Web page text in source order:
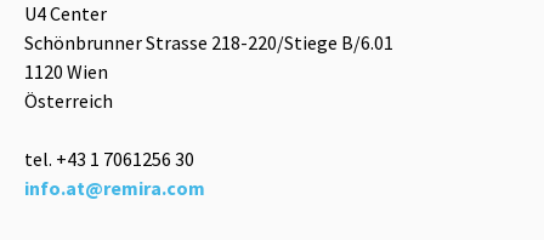
U4 Center
Schönbrunner Strasse 218-220/Stiege B/6.01
1120 Wien
Österreich
tel. +43 1 7061256 30
info.at@remira.com